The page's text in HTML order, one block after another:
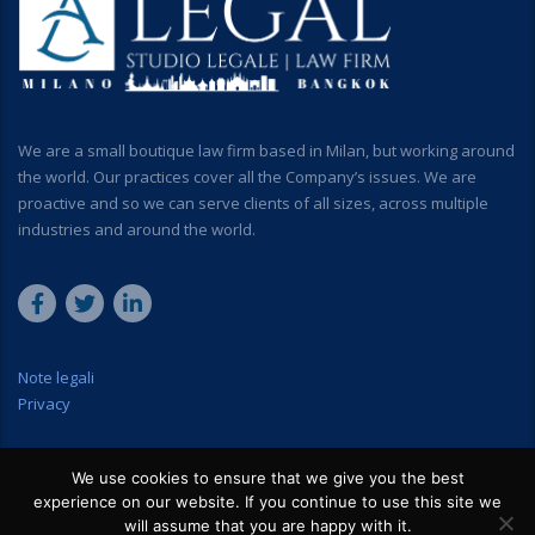
We are a small boutique law firm based in Milan, but working around
the world. Our practices cover all the Company’s issues. We are
proactive and so we can serve clients of all sizes, across multiple
industries and around the world.
Note legali
Privacy
We use cookies to ensure that we give you the best
experience on our website. If you continue to use this site we
will assume that you are happy with it.